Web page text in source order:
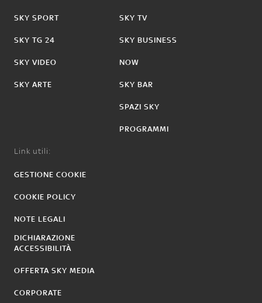
SKY SPORT
SKY TG 24
SKY VIDEO
SKY ARTE
SKY TV
SKY BUSINESS
NOW
SKY BAR
SPAZI SKY
PROGRAMMI
Link utili:
GESTIONE COOKIE
COOKIE POLICY
NOTE LEGALI
DICHIARAZIONE
ACCESSIBILITÀ
OFFERTA SKY MEDIA
CORPORATE